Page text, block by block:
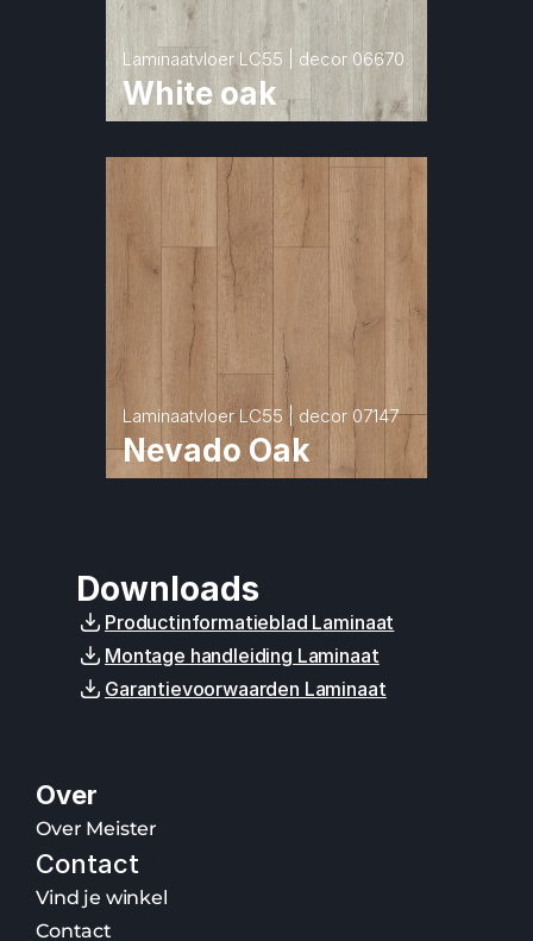
Laminaatvloer LC55 | decor 06670
White oak
Laminaatvloer LC55 | decor 07147
Nevado Oak
Downloads
Productinformatieblad Laminaat
Montage handleiding Laminaat
Garantievoorwaarden Laminaat
Over
Over Meister
Contact
Vind je winkel
Contact